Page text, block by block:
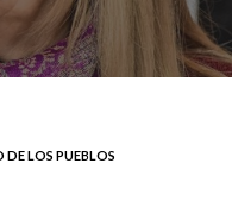
LOS PUEBLOS